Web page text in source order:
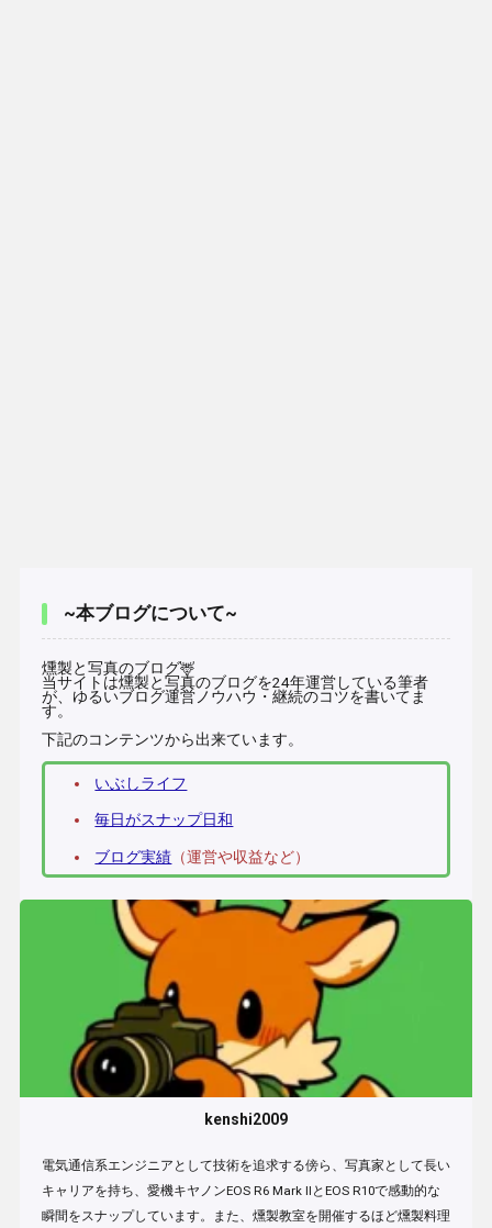
~本ブログについて~
燻製と写真のブログ🦌
当サイトは燻製と写真のブログを24年運営している筆者
が、ゆるいブログ運営ノウハウ・継続のコツを書いてま
す。
下記のコンテンツから出来ています。
いぶしライフ
毎日がスナップ日和
ブログ実績 （運営や収益など）
kenshi2009
電気通信系エンジニアとして技術を追求する傍ら、写真家として長い
キャリアを持ち、愛機キヤノンEOS R6 Mark IIとEOS R10で感動的な
瞬間をスナップしています。また、燻製教室を開催するほど燻製料理